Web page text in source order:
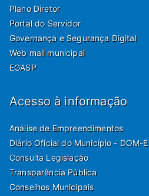
Plano Diretor
Portal do Servidor
Governança e Segurança Digital
Web mail municipal
EGASP
Acesso à informação
Análise de Empreendimentos
Diário Oficial do Município - DOM-E
Consulta Legislação
Transparência Pública
Conselhos Municipais